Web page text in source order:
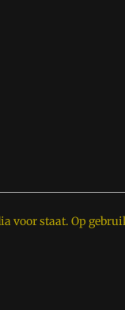
voor staat. Op